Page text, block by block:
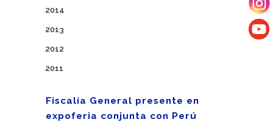
2014
2013
2012
2011
Fiscalía General presente en
expoferia conjunta con Perú